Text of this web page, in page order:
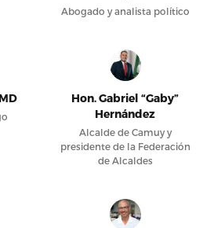
Abogado y analista político
Hon. Gabriel “Gaby”
Hernández
Alcalde de Camuy y
presidente de la Federación
de Alcaldes